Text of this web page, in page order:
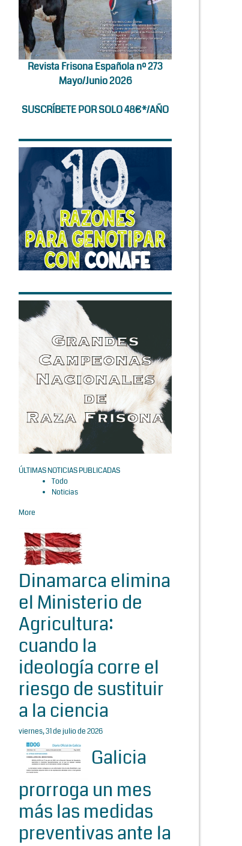
Revista Frisona Española nº 273
Mayo/Junio 2026
SUSCRÍBETE POR SOLO 48€*/AÑO
ÚLTIMAS NOTICIAS PUBLICADAS
Todo
Noticias
More
Dinamarca elimina
el Ministerio de
Agricultura:
cuando la
ideología corre el
riesgo de sustituir
a la ciencia
viernes, 31 de julio de 2026
Galicia
prorroga un mes
más las medidas
preventivas ante la